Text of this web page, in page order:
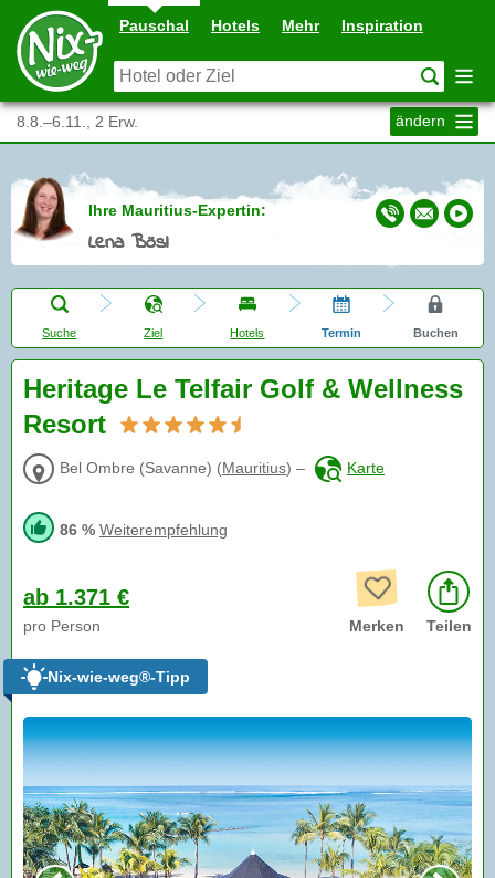
Pauschal Hotels Mehr Inspiration
8.8.–6.11., 2 Erw. ändern
Ihre Mauritius-Expertin:
Lena Bösl
Suche Ziel Hotels Termin Buchen
Heritage Le Telfair Golf & Wellness
Resort
Bel Ombre (Savanne) (Mauritius) – Karte
86 % Weiterempfehlung
ab 1.371 €
pro Person Merken Teilen
Nix-wie-weg®-Tipp